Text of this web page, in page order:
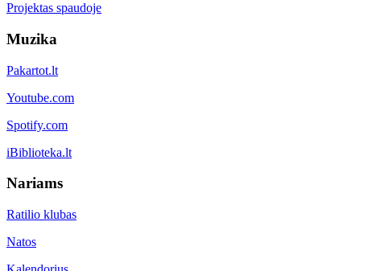
Projektas spaudoje
Muzika
Pakartot.lt
Youtube.com
Spotify.com
iBiblioteka.lt
Nariams
Ratilio klubas
Natos